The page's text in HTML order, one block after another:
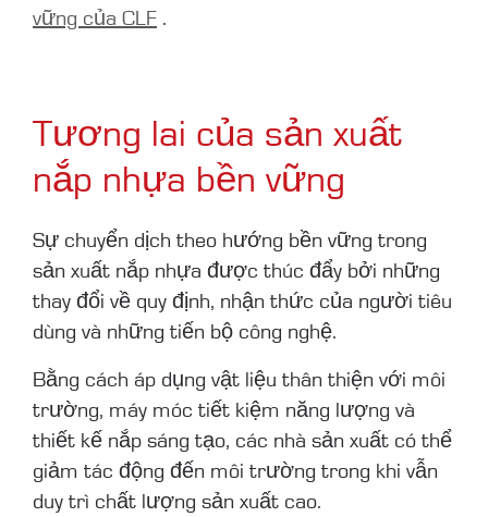
vững của CLF .
Tương lai của sản xuất
nắp nhựa bền vững
Sự chuyển dịch theo hướng bền vững trong
sản xuất nắp nhựa được thúc đẩy bởi những
thay đổi về quy định, nhận thức của người tiêu
dùng và những tiến bộ công nghệ.
Bằng cách áp dụng vật liệu thân thiện với môi
trường, máy móc tiết kiệm năng lượng và
thiết kế nắp sáng tạo, các nhà sản xuất có thể
giảm tác động đến môi trường trong khi vẫn
duy trì chất lượng sản xuất cao.